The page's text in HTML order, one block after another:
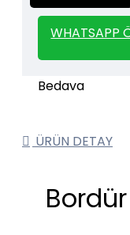
WHATSAPP
ÜRÜN DETAY